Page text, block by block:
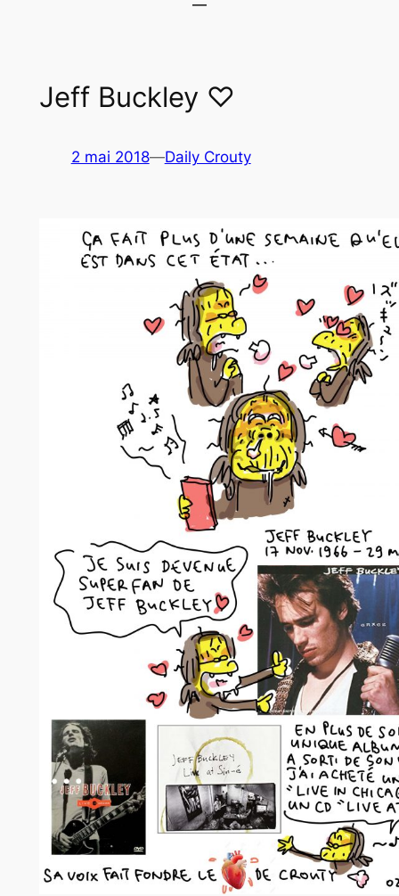
Jeff Buckley ♡
2 mai 2018—Daily Crouty